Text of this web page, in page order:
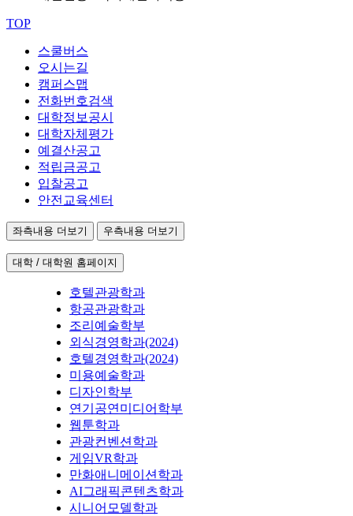
TOP
스쿨버스
오시는길
캠퍼스맵
전화번호검색
대학정보공시
대학자체평가
예결산공고
적립금공고
입찰공고
안전교육센터
좌측내용 더보기 우측내용 더보기
대학 / 대학원 홈페이지
호텔관광학과
항공관광학과
조리예술학부
외식경영학과(2024)
호텔경영학과(2024)
미용예술학과
디자인학부
연기공연미디어학부
웹툰학과
관광컨벤션학과
게임VR학과
만화애니메이션학과
AI그래픽콘텐츠학과
시니어모델학과